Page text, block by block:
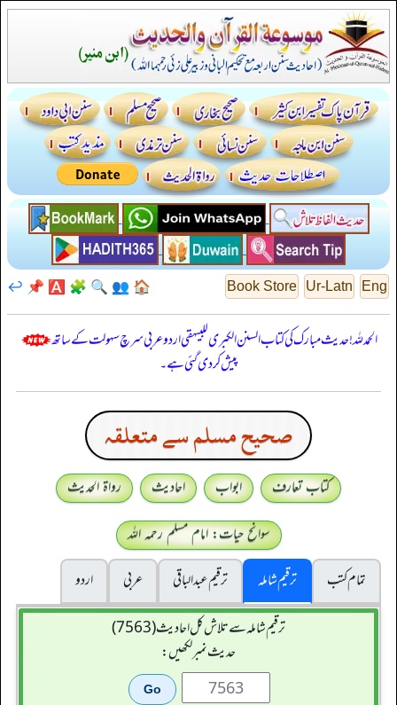
Eng
Ur-Latn
Book Store
🏠
👥
🔍
🧩
🅰️
📌
↩️
الحمدللہ! حدیث مبارک کی کتاب السنن الكبرى للبيهقي اردو عربی سرچ سہولت کے ساتھ
پیش کر دی گئی ہے۔
صحيح مسلم سے متعلقہ
کتاب تعارف ابواب احادیث
رواۃ الحدیث
سوانح حیات: امام مسلم رحمہ اللہ
تمام کتب
ترقیم شاملہ ترقيم عبدالباقی عربی
اردو
ترقیم شاملہ سے تلاش کل احادیث (7563)
حدیث نمبر لکھیں: